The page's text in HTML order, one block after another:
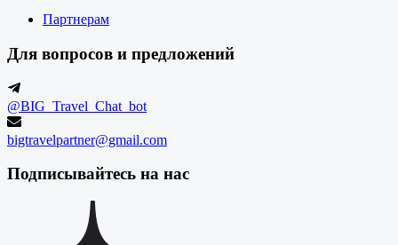
Партнерам
Для вопросов и предложений
@BIG_Travel_Chat_bot
bigtravelpartner@gmail.com
Подписывайтесь на нас